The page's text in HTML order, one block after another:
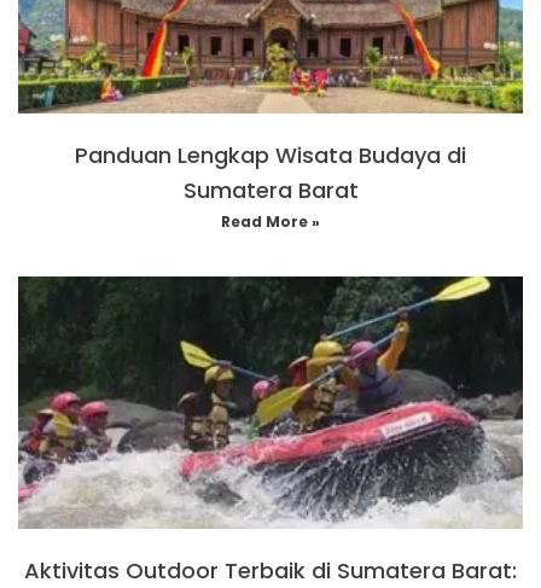
Panduan Lengkap Wisata Budaya di
Sumatera Barat
Read More »
Aktivitas Outdoor Terbaik di Sumatera Barat: